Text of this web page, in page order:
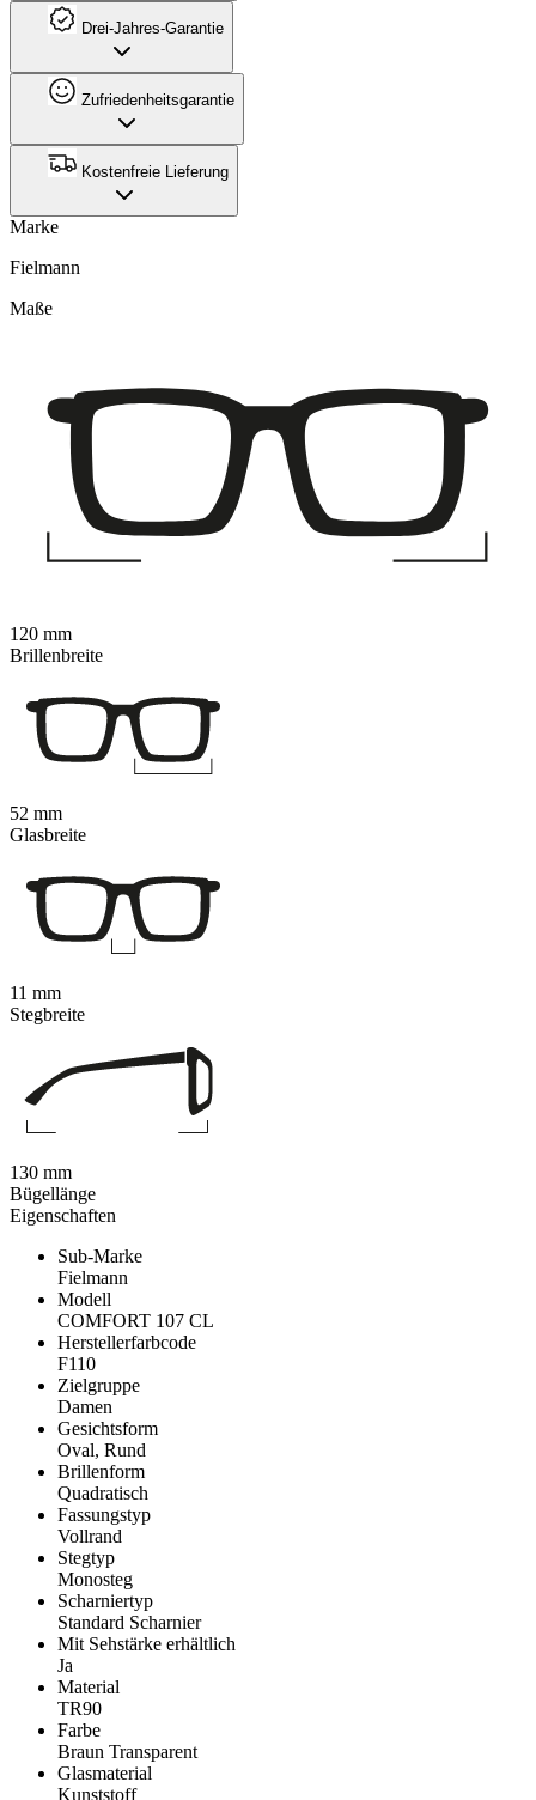
Drei-Jahres-Garantie
Zufriedenheitsgarantie
Kostenfreie Lieferung
Marke
Fielmann
Eigenschaften
Sub-Marke
Fielmann
Modell
COMFORT 107 CL
Herstellerfarbcode
F110
Zielgruppe
Damen
Gesichtsform
Oval, Rund
Brillenform
Quadratisch
Fassungstyp
Vollrand
Stegtyp
Monosteg
Scharniertyp
Standard Scharnier
Mit Sehstärke erhältlich
Ja
Material
TR90
Farbe
Braun Transparent
Glasmaterial
Kunststoff
Maße
120 mm
Brillenbreite
52 mm
Glasbreite
11 mm
Stegbreite
130 mm
Bügellänge